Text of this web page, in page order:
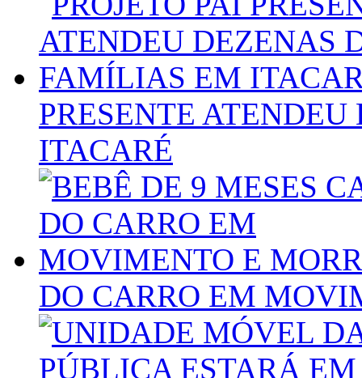
PRESENTE
ITACARÉ
DO CARRO EM